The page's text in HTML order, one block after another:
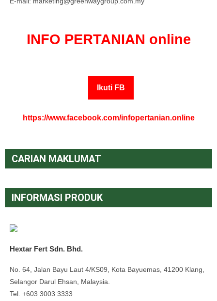
INFO PERTANIAN online
Ikuti FB
https://www.facebook.com/infopertanian.online
CARIAN MAKLUMAT
INFORMASI PRODUK
Hextar Fert Sdn. Bhd.
No. 64, Jalan Bayu Laut 4/KS09, Kota Bayuemas, 41200 Klang,
Selangor Darul Ehsan, Malaysia.
Tel: +603 3003 3333